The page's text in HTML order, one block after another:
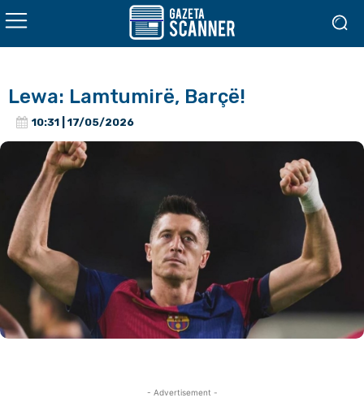
Lewa: Lamtumirë, Barçë!
10:31 | 17/05/2026
- Advertisement -